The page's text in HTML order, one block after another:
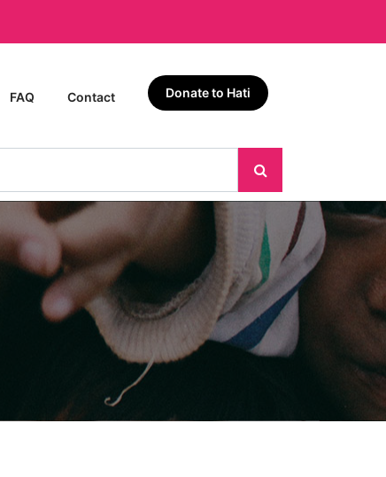
FAQ Contact Donate to Hati